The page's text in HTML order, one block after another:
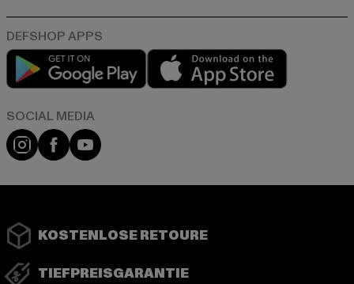
Play market
Instagram
FacebookYouTube
KOSTENLOSE RETOURE
TIEFPREISGARANTIE